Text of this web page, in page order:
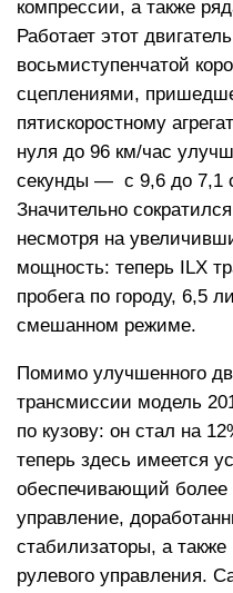
компрессии, а также
Работает этот
восьмиступенчатой
сцеплениями,
пятискоростному
нуля до 96 км/час
секунды — с 9,6 до 7,1
Значительно
несмотря на
мощность: теперь ILX
пробега по городу, 6,5
смешанном режиме.
Помимо улучшенного
трансмиссии модель
по кузову: он стал на
теперь здесь имеется
обеспечивающий более
управление,
стабилизаторы, а
рулевого управления.